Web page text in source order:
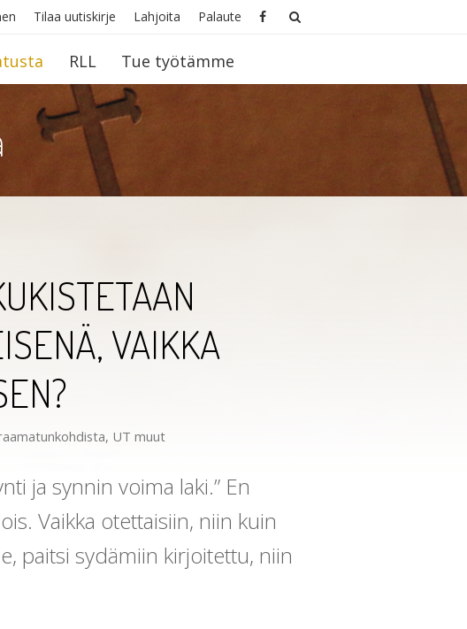
Tilaa uutiskirje Lahjoita Palaute
RLL Tue työtämme
VAIKKA
, UT muut
ja synnin voima laki.” En
Vaikka otettaisiin, niin kuin
paitsi sydämiin kirjoitettu, niin